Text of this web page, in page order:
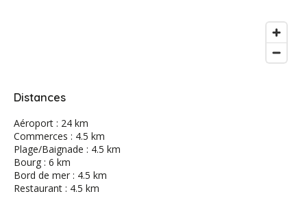
Distances
Aéroport : 24 km
Commerces : 4.5 km
Plage/Baignade : 4.5 km
Bourg : 6 km
Bord de mer : 4.5 km
Restaurant : 4.5 km